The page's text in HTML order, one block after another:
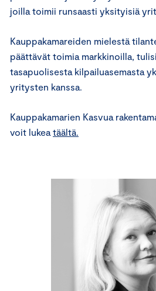
joilla toimii runsaasti yksityisiä
Kauppakamareiden mielestä
päättävät toimia markkinoilla,
tasapuolisesta kilpailuasemasta
yritysten kanssa.
Kauppakamarien Kasvua
voit lukea täältä.